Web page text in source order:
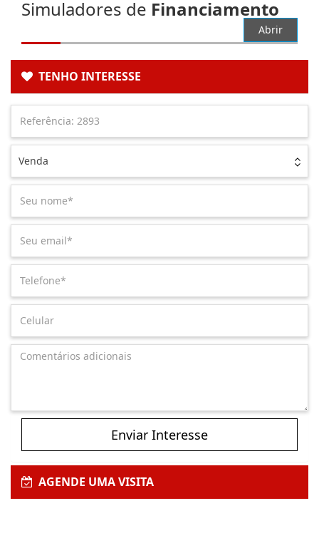
Simuladores de Financiamento
Abrir
TENHO INTERESSE
Venda
Enviar Interesse
AGENDE UMA VISITA